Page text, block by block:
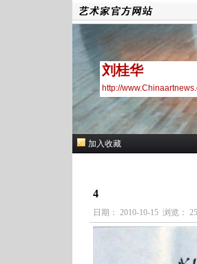
刘桂华
http://
加入收藏
4
日期： 2010-10-15 浏览：